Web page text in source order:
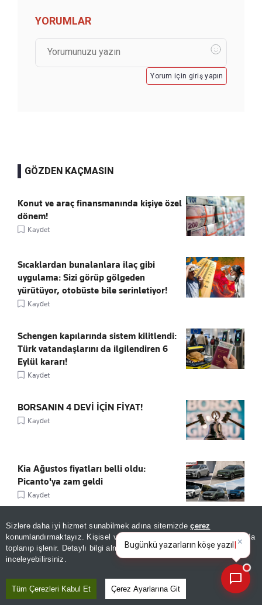
Sizlere daha iyi hizmet sunabilmek adına sitemizdeçerez
konumlandırmaktayız. Kişisel verileriniz, KVKK ve GDPR kapsamında
toplanıp işlenir. Detaylı bilgi almak içinAydınlatma Metnimizi
inceleyebilirsiniz.
Tüm Çerezleri Kabul Et Çerez Ayarlarına Git
YORUMLAR
Yorum için giriş yapın
GÖZDEN KAÇMASIN
Konut ve araç finansmanında kişiye özel
dönem!
Kaydet
Sıcaklardan bunalanlara ilaç gibi
uygulama: Sizi görüp gölgeden
yürütüyor, otobüste bile serinletiyor!
Kaydet
Schengen kapılarında sistem kilitlendi:
Türk vatandaşlarını da ilgilendiren 6
Eylül kararı!
Kaydet
BORSANIN 4 DEVİ İÇİN FİYAT!
Kaydet
Kia Ağustos fiyatları belli oldu:
Picanto'ya zam geldi
Kaydet
ÖNE ÇIKANLAR
×
Bugünkü yazarların köşe
yazılarını özetleyin!